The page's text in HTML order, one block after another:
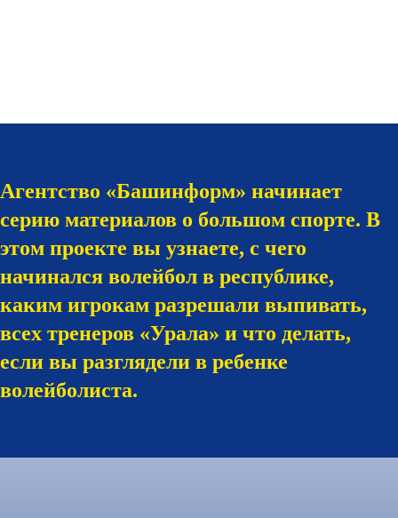
Агентство «Башинформ» начинает
серию материалов о большом спорте. В
этом проекте вы узнаете, с чего
начинался волейбол в республике,
каким игрокам разрешали выпивать,
всех тренеров «Урала» и что делать,
если вы разглядели в ребенке
волейболиста.